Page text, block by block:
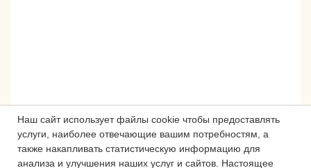
Наш сайт использует файлы cookie чтобы предоставлять
услуги, наиболее отвечающие вашим потребностям, а
также накапливать статистическую информацию для
анализа и улучшения наших услуг и сайтов. Настоящее